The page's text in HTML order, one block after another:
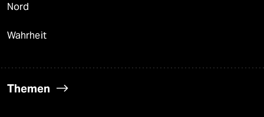
Nord
Wahrheit
Themen